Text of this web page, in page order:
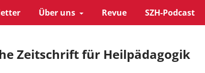
Über uns Revue SZH-Podcast
Zeitschrift für Heilpädagogik